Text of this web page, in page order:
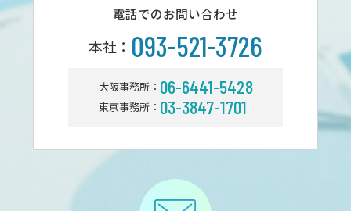
電話でのお問い合わせ
本社： 093-521-3726
大阪事務所： 06-6441-5428
東京事務所： 03-3847-1701